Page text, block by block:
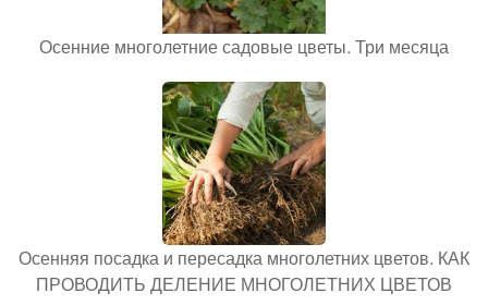
Осенние многолетние садовые цветы. Три месяца
Осенняя посадка и пересадка многолетних цветов. КАК
ПРОВОДИТЬ ДЕЛЕНИЕ МНОГОЛЕТНИХ ЦВЕТОВ